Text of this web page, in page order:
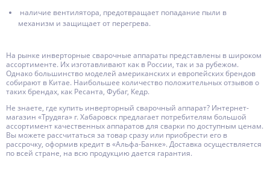
наличие вентилятора, предотвращает попадание пыли в
механизм и защищает от перегрева.
На рынке инверторные сварочные аппараты представлены в широком
ассортименте. Их изготавливают как в России, так и за рубежом.
Однако большинство моделей американских и европейских брендов
собирают в Китае. Наибольшее количество положительных отзывов о
таких брендах, как Ресанта, Фубаг, Кедр.
Не знаете, где купить инверторный сварочный аппарат? Интернет-
магазин «Трудяга» г. Хабаровск предлагает потребителям большой
ассортимент качественных аппаратов для сварки по доступным ценам.
Вы можете рассчитаться за товар сразу или приобрести его в
рассрочку, оформив кредит в «Альфа-Банке». Доставка осуществляется
по всей стране, на всю продукцию дается гарантия.